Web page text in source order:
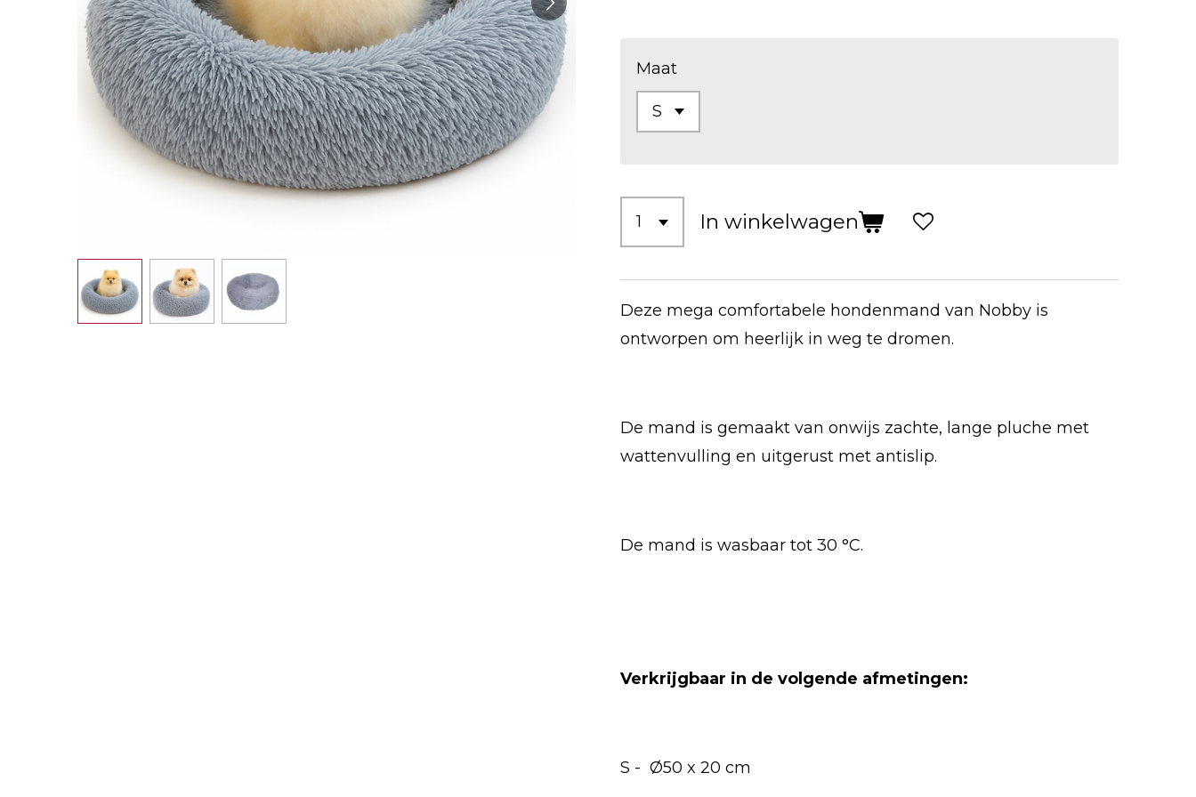
Maat
In winkelwagen
Deze mega comfortabele hondenmand van Nobby is
ontworpen om heerlijk in weg te dromen.
De mand is gemaakt van onwijs zachte, lange pluche met
wattenvulling en uitgerust met antislip.
De mand is wasbaar tot 30 °C.
Verkrijgbaar in de volgende afmetingen:
S - Ø50 x 20 cm